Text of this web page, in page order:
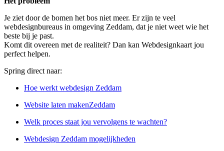
Je ziet door de bomen het bos niet meer. Er zijn te veel
webdesignbureaus in omgeving Zeddam, dat je niet weet wie het
beste bij je past.
Komt dit overeen met de realiteit? Dan kan Webdesignkaart jou
perfect helpen.
Spring direct naar:
Hoe werkt webdesign Zeddam
Website laten makenZeddam
Welk proces staat jou vervolgens te wachten?
Webdesign Zeddam mogelijkheden